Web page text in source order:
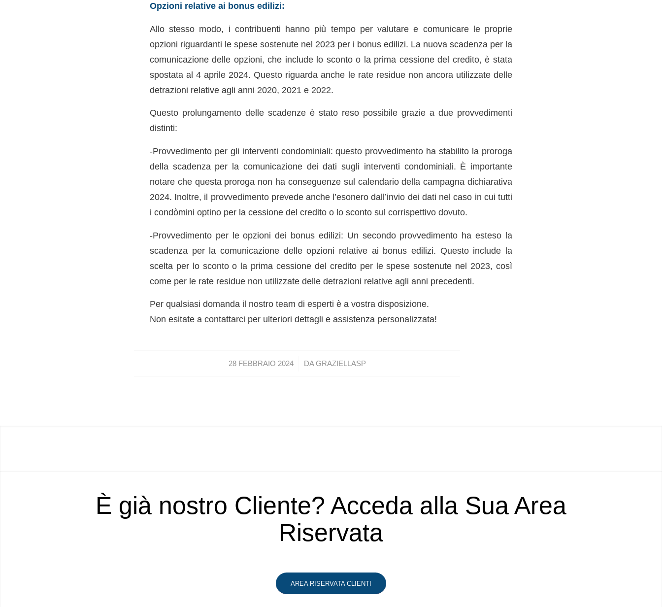
Opzioni relative ai bonus edilizi:
Allo stesso modo, i contribuenti hanno più tempo per valutare e comunicare le proprie
opzioni riguardanti le spese sostenute nel 2023 per i bonus edilizi. La nuova scadenza per la
comunicazione delle opzioni, che include lo sconto o la prima cessione del credito, è stata
spostata al 4 aprile 2024. Questo riguarda anche le rate residue non ancora utilizzate delle
detrazioni relative agli anni 2020, 2021 e 2022.
Questo prolungamento delle scadenze è stato reso possibile grazie a due provvedimenti
distinti:
-Provvedimento per gli interventi condominiali: questo provvedimento ha stabilito la proroga
della scadenza per la comunicazione dei dati sugli interventi condominiali. È importante
notare che questa proroga non ha conseguenze sul calendario della campagna dichiarativa
2024. Inoltre, il provvedimento prevede anche l’esonero dall’invio dei dati nel caso in cui tutti
i condòmini optino per la cessione del credito o lo sconto sul corrispettivo dovuto.
-Provvedimento per le opzioni dei bonus edilizi: Un secondo provvedimento ha esteso la
scadenza per la comunicazione delle opzioni relative ai bonus edilizi. Questo include la
scelta per lo sconto o la prima cessione del credito per le spese sostenute nel 2023, così
come per le rate residue non utilizzate delle detrazioni relative agli anni precedenti.
Per qualsiasi domanda il nostro team di esperti è a vostra disposizione.
Non esitate a contattarci per ulteriori dettagli e assistenza personalizzata!
28 FEBBRAIO 2024
/ DAGRAZIELLASP
È già nostro Cliente? Acceda alla Sua Area
Riservata
AREA RISERVATA CLIENTI